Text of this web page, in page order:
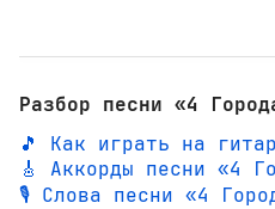
Разбор песни «4
🎵 Как играть на
🎸 Аккорды песни «4
🎙️ Слова песни «4